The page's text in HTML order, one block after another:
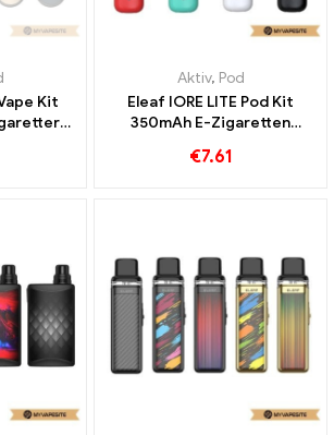
Kit
Aktiv, Pod
Eleaf IORE LITE Pod Kit
350mAh E-Zigaretten
€7.61